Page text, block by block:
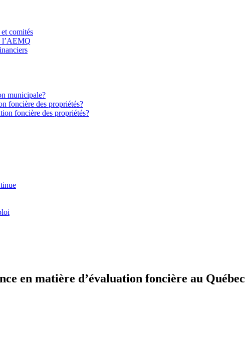
comités
l’AEMQ
municipale?
foncière des propriétés?
foncière des propriétés?
en matière d’évaluation foncière au Québec